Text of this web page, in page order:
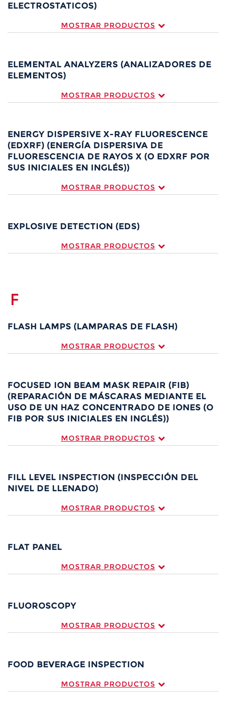
ELECTROSTATICOS)
MOSTRAR PRODUCTOS
ELEMENTAL ANALYZERS (ANALIZADORES DE
ELEMENTOS)
MOSTRAR PRODUCTOS
ENERGY DISPERSIVE X-RAY FLUORESCENCE
(EDXRF) (ENERGÍA DISPERSIVA DE
FLUORESCENCIA DE RAYOS X (O EDXRF POR
SUS INICIALES EN INGLÉS))
MOSTRAR PRODUCTOS
EXPLOSIVE DETECTION (EDS)
MOSTRAR PRODUCTOS
F
FLASH LAMPS (LAMPARAS DE FLASH)
MOSTRAR PRODUCTOS
FOCUSED ION BEAM MASK REPAIR (FIB)
(REPARACIÓN DE MÁSCARAS MEDIANTE EL
USO DE UN HAZ CONCENTRADO DE IONES (O
FIB POR SUS INICIALES EN INGLÉS))
MOSTRAR PRODUCTOS
FILL LEVEL INSPECTION (INSPECCIÓN DEL
NIVEL DE LLENADO)
MOSTRAR PRODUCTOS
FLAT PANEL
MOSTRAR PRODUCTOS
FLUOROSCOPY
MOSTRAR PRODUCTOS
FOOD BEVERAGE INSPECTION
MOSTRAR PRODUCTOS